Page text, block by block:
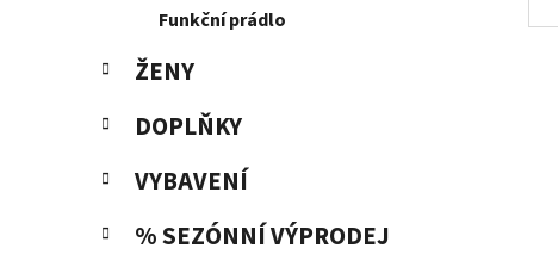
Funkční prádlo
ŽENY
DOPLŇKY
VYBAVENÍ
% SEZÓNNÍ VÝPRODEJ